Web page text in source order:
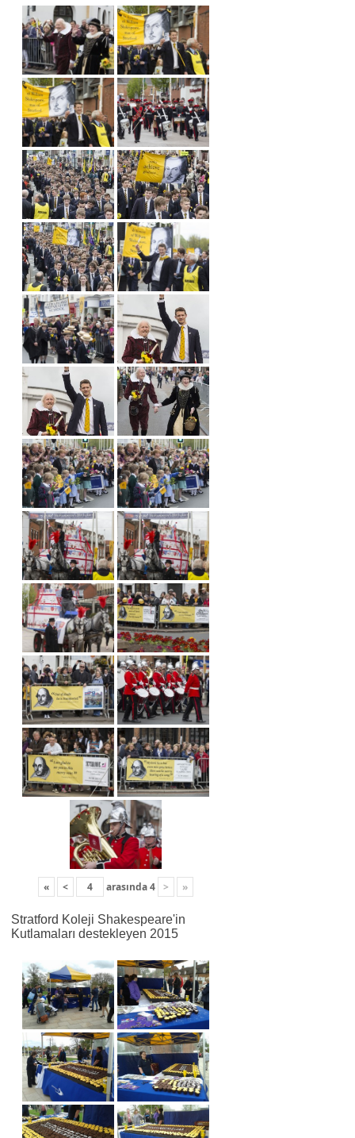
« < arasında4 > »
Stratford Koleji Shakespeare'in
Kutlamaları destekleyen 2015